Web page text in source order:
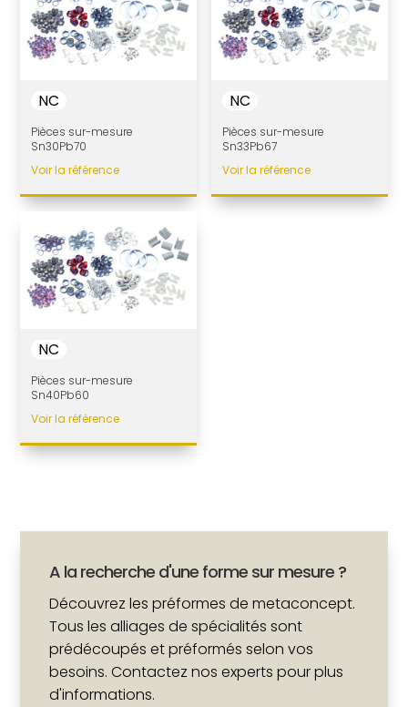
NC
Pièces sur-mesure
Sn30Pb70
Voir la référence
NC
Pièces sur-mesure
Sn33Pb67
Voir la référence
NC
Pièces sur-mesure
Sn40Pb60
Voir la référence
A la recherche d'une forme sur mesure ?
Découvrez les préformes de metaconcept.
Tous les alliages de spécialités sont
prédécoupés et préformés selon vos
besoins. Contactez nos experts pour plus
d'informations.